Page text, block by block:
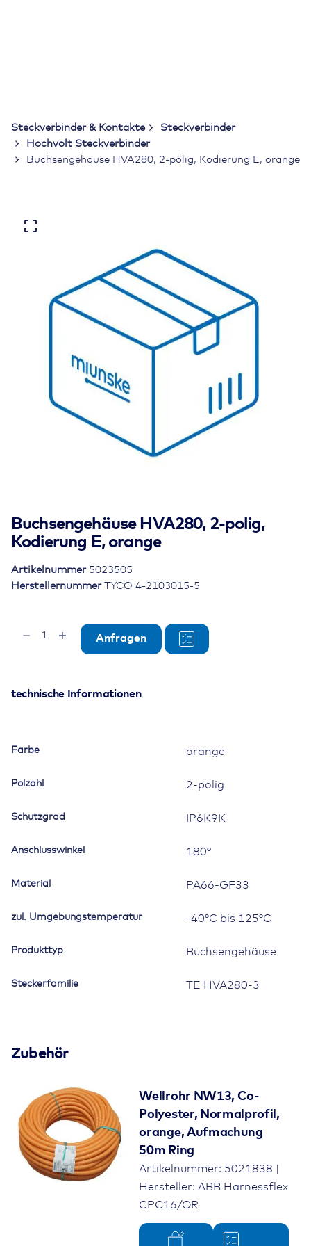
Steckverbinder & Kontakte
Steckverbinder
Hochvolt Steckverbinder
Buchsengehäuse HVA280, 2-polig, Kodierung E, orange
Buchsengehäuse HVA280, 2-polig,
Kodierung E, orange
Herstellernummer TYCO 4-2103015-5
Artikelnummer 5023505
Buchsengehäuse
Kodierung
Anfragen
technische Informationen
Farbe orange
Polzahl 2-polig
Schutzgrad IP6K9K
Anschlusswinkel 180°
Material PA66-GF33
zul. Umgebungstemperatur -40°C bis 125°C
Produkttyp Buchsengehäuse
Steckerfamilie TE HVA280-3
Zubehör
Wellrohr NW13, Co-
Polyester, Normalprofil,
orange, Aufmachung
50m Ring
Artikelnummer: 5021838 |
Hersteller: ABB Harnessflex
CPC16/OR